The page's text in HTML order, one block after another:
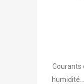
Courants